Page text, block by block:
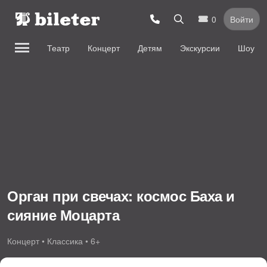
0 Войти
Театр Концерт Детям Экскурсии Шоу
Орган при свечах: космос Баха и
сияние Моцарта
Концерт • Классика • 6+